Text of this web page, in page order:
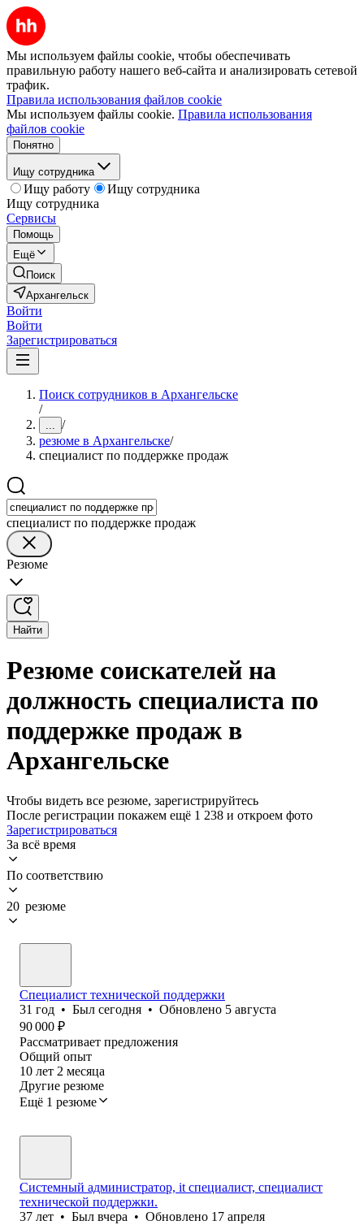
Мы используем файлы cookie, чтобы обеспечивать
правильную работу нашего веб-сайта и анализировать сетевой
трафик.
Правила использования файлов cookie
Мы используем файлы cookie. Правила использования
файлов cookie
Понятно
Ищу сотрудника
Ищу работу
Ищу сотрудника
Ищу сотрудника
Сервисы
Помощь
Ещё
Поиск
Архангельск
Войти
Войти
Зарегистрироваться
Поиск сотрудников в Архангельске
/
... /
резюме в Архангельске/
специалист по поддержке продаж
специалист по поддержке продаж
Резюме
Найти
Резюме соискателей на
должность специалиста по
поддержке продаж в
Архангельске
Чтобы видеть все резюме, зарегистрируйтесь
После регистрации покажем ещё 1 238 и откроем фото
Зарегистрироваться
За всё время
По соответствию
20 резюме
Специалист технической поддержки
31 год • Был сегодня • Обновлено 5 августа
90 000 ₽
Рассматривает предложения
Общий опыт
10 лет 2 месяца
Другие резюме
Ещё 1 резюме
Системный администратор, it специалист, специалист
технической поддержки.
37 лет • Был вчера • Обновлено 17 апреля